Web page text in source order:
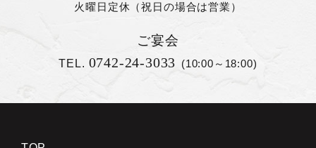
火曜日定休（祝日の場合は営業）
ご宴会
TEL. 0742-24-3033 (10:00～18:00)